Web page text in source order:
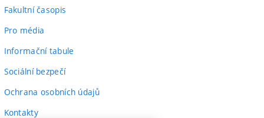
Fakultní časopis
Pro média
Informační tabule
Sociální bezpečí
Ochrana osobních údajů
Kontakty